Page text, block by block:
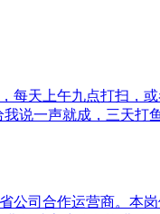
每天上午九点打扫，
说一声就成，三天打
公司合作运营商。本